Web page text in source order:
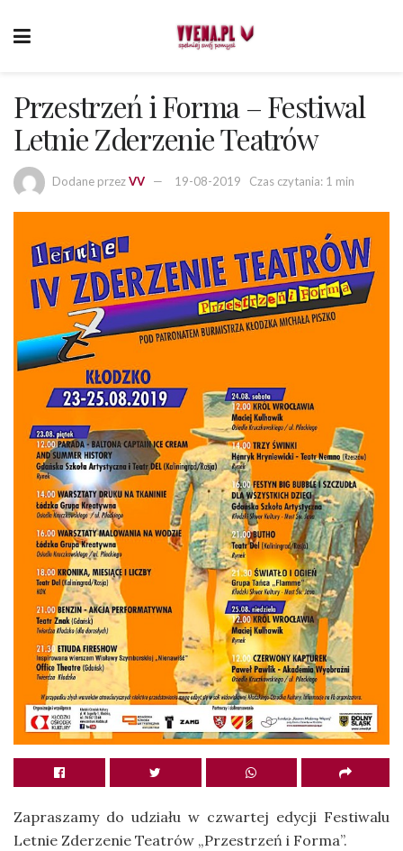
Przestrzeń i Forma – Festiwal
Letnie Zderzenie Teatrów
Dodane przezVV 19-08-2019 Czas czytania: 1 min
Zapraszamy do udziału w czwartej edycji Festiwalu
Letnie Zderzenie Teatrów „Przestrzeń i Forma”.